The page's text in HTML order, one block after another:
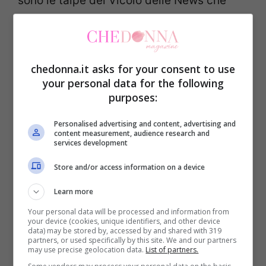
durante il percorso, Davide ha fatto
entrare Beatrice a cui ha spiegato di
essere stato colpito dal “suo essere
bambina“, ma di aver capito che non
poteva essere lei la scelta. Il momento è
stato condito sia dalle lacrime di Beatrice
che da quelle di Davide. Prima di salutarsi,
i due si sono concessi anche un abbraccio.
Davide ha fatto fatica a riprendersi e ha
chedonna.it asks for your consent to use
your personal data for the following
purposes:
Personalised advertising and content, advertising and
content measurement, audience research and
services development
Store and/or access information on a device
Learn more
Your personal data will be processed and information from
your device (cookies, unique identifiers, and other device
data) may be stored by, accessed by and shared with 319
partners, or used specifically by this site. We and our partners
may use precise geolocation data. List of partners.